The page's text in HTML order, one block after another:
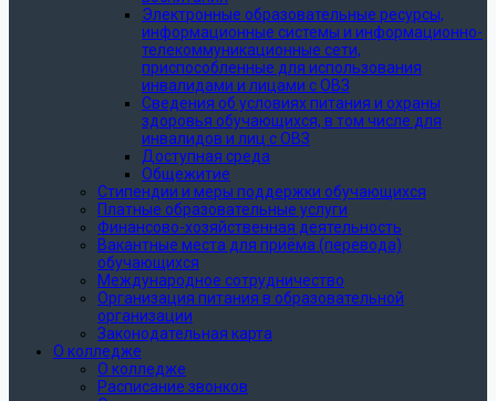
Электронные образовательные ресурсы,
информационные системы и информационно-
телекоммуникационные сети,
приспособленные для использования
инвалидами и лицами с ОВЗ
Сведения об условиях питания и охраны
здоровья обучающихся, в том числе для
инвалидов и лиц с ОВЗ
Доступная среда
Общежитие
Стипендии и меры поддержки обучающихся
Платные образовательные услуги
Финансово-хозяйственная деятельность
Вакантные места для приёма (перевода)
обучающихся
Международное сотрудничество
Организация питания в образовательной
организации
Законодательная карта
О колледже
О колледже
Расписание звонков